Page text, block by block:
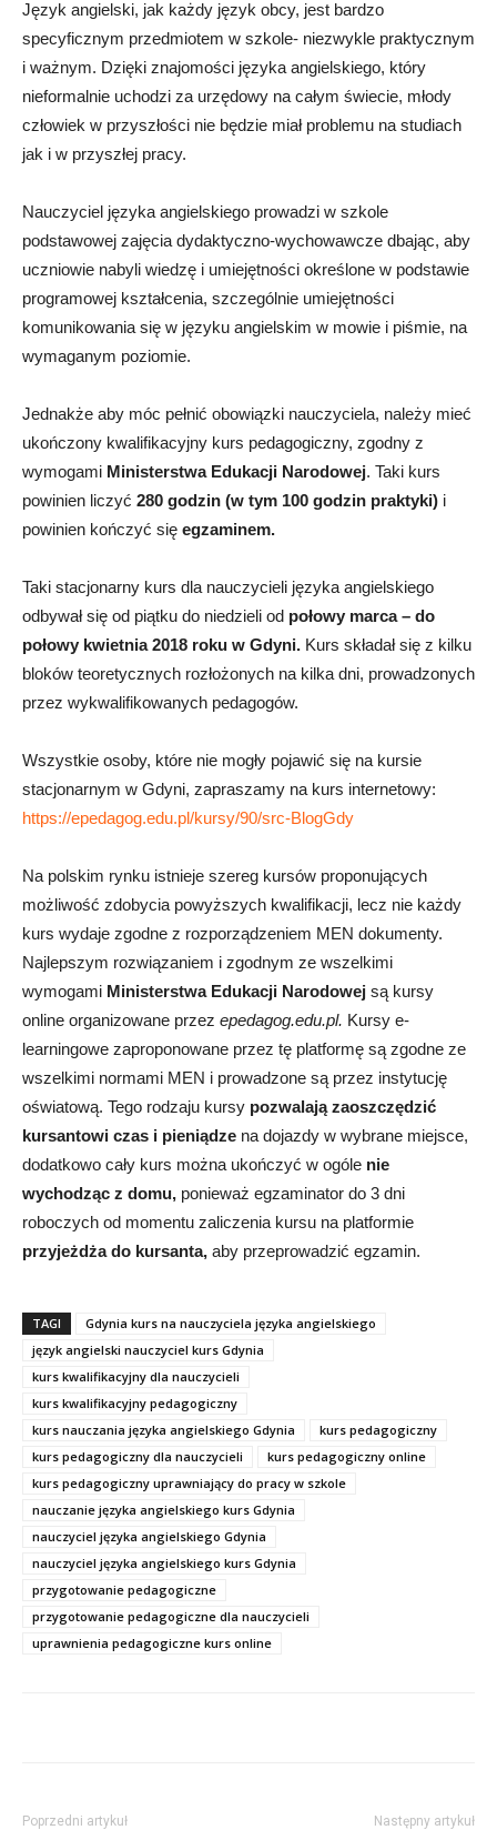
Język angielski, jak każdy język obcy, jest bardzo
specyficznym przedmiotem w szkole- niezwykle praktycznym
i ważnym. Dzięki znajomości języka angielskiego, który
nieformalnie uchodzi za urzędowy na całym świecie, młody
człowiek w przyszłości nie będzie miał problemu na studiach
jak i w przyszłej pracy.
Nauczyciel języka angielskiego prowadzi w szkole
podstawowej zajęcia dydaktyczno-wychowawcze dbając, aby
uczniowie nabyli wiedzę i umiejętności określone w podstawie
programowej kształcenia, szczególnie umiejętności
komunikowania się w języku angielskim w mowie i piśmie, na
wymaganym poziomie.
Jednakże aby móc pełnić obowiązki nauczyciela, należy mieć
ukończony kwalifikacyjny kurs pedagogiczny, zgodny z
wymogami Ministerstwa Edukacji Narodowej. Taki kurs
powinien liczyć 280 godzin (w tym 100 godzin praktyki) i
powinien kończyć się egzaminem.
Taki stacjonarny kurs dla nauczycieli języka angielskiego
odbywał się od piątku do niedzieli od połowy marca – do
połowy kwietnia 2018 roku w Gdyni. Kurs składał się z kilku
bloków teoretycznych rozłożonych na kilka dni, prowadzonych
przez wykwalifikowanych pedagogów.
Wszystkie osoby, które nie mogły pojawić się na kursie
stacjonarnym w Gdyni, zapraszamy na kurs internetowy:
https://epedagog.edu.pl/kursy/90/src-BlogGdy
Na polskim rynku istnieje szereg kursów proponujących
możliwość zdobycia powyższych kwalifikacji, lecz nie każdy
kurs wydaje zgodne z rozporządzeniem MEN dokumenty.
Najlepszym rozwiązaniem i zgodnym ze wszelkimi
wymogami Ministerstwa Edukacji Narodowej są kursy
online organizowane przez epedagog.edu.pl. Kursy e-
learningowe zaproponowane przez tę platformę są zgodne ze
wszelkimi normami MEN i prowadzone są przez instytucję
oświatową. Tego rodzaju kursy pozwalają zaoszczędzić
kursantowi czas i pieniądze na dojazdy w wybrane miejsce,
dodatkowo cały kurs można ukończyć w ogóle nie
wychodząc z domu, ponieważ egzaminator do 3 dni
roboczych od momentu zaliczenia kursu na platformie
przyjeżdża do kursanta, aby przeprowadzić egzamin.
TAGI
Gdynia kurs na nauczyciela języka angielskiego
język angielski nauczyciel kurs Gdynia
kurs kwalifikacyjny dla nauczycieli
kurs kwalifikacyjny pedagogiczny
kurs nauczania języka angielskiego Gdynia
kurs pedagogiczny
kurs pedagogiczny dla nauczycieli
kurs pedagogiczny online
kurs pedagogiczny uprawniający do pracy w szkole
nauczanie języka angielskiego kurs Gdynia
nauczyciel języka angielskiego Gdynia
nauczyciel języka angielskiego kurs Gdynia
przygotowanie pedagogiczne
przygotowanie pedagogiczne dla nauczycieli
uprawnienia pedagogiczne kurs online
Poprzedni artykuł Następny artykuł